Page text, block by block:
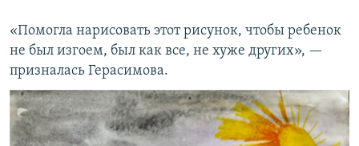
«Помогла нарисовать этот рисунок, чтобы ребенок
не был изгоем, был как все, не хуже других», —
призналась Герасимова.